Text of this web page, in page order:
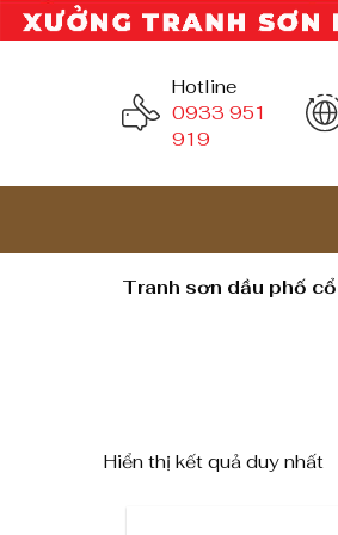
Hotline
0933 951
919
Tranh sơn dầu phố
Hiển thị kết quả duy nhất